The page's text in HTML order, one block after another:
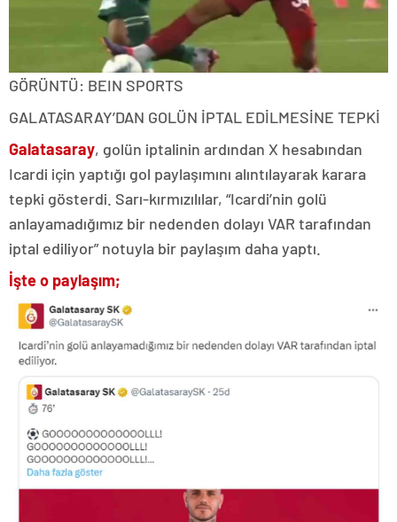
GÖRÜNTÜ: BEIN SPORTS
GALATASARAY’DAN GOLÜN İPTAL EDİLMESİNE TEPKİ
Galatasaray, golün iptalinin ardından X hesabından
Icardi için yaptığı gol paylaşımını alıntılayarak karara
tepki gösterdi. Sarı-kırmızılılar, “Icardi’nin golü
anlayamadığımız bir nedenden dolayı VAR tarafından
iptal ediliyor” notuyla bir paylaşım daha yaptı.
İşte o paylaşım;